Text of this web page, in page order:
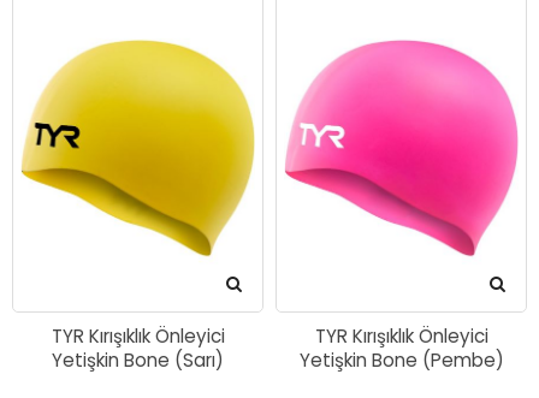
TYR Kırışıklık Önleyici
Yetişkin Bone (Sarı)
TYR Kırışıklık Önleyici
Yetişkin Bone (Pembe)